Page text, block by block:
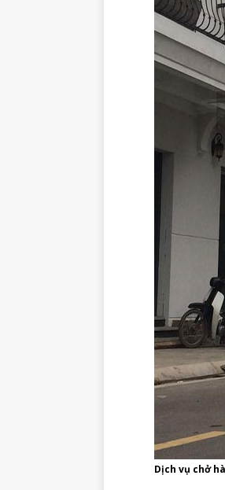
Dịch vụ chở